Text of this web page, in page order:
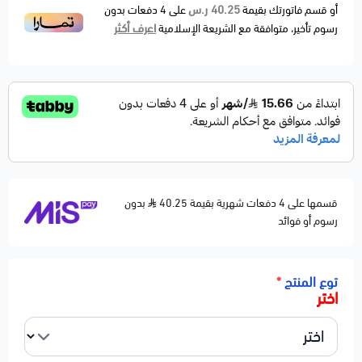
أو قسم فاتورتك بقيمة40.25 ر.س على4دفعات بدون
رسوم تأخير، متوافقة مع الشريعة الإسلاميةاعرف أكثر
قسمها على 4 دفعات شهرية بقيمة 40.25
بدون
رسوم أو فوائد
توع المنتج*
اختر